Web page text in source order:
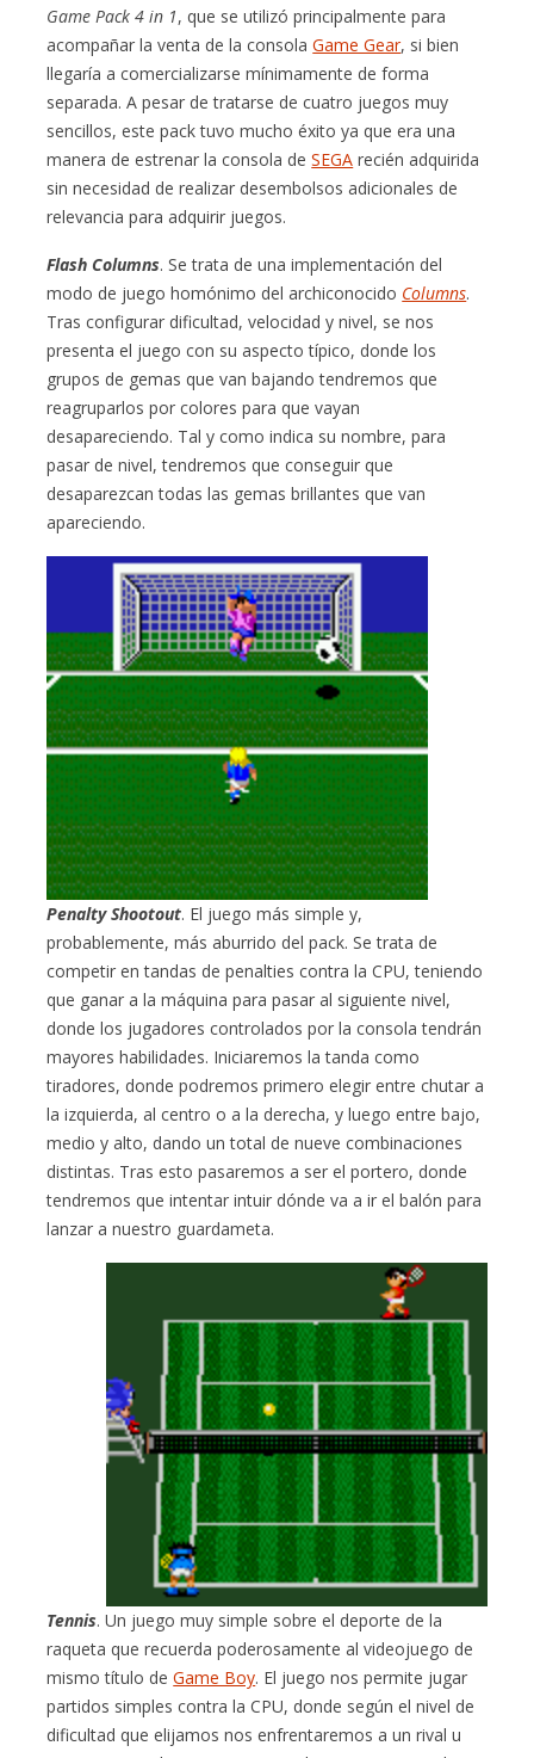
Game Pack 4 in 1, que se utilizó principalmente para
acompañar la venta de la consolaGame Gear, si bien
llegaría a comercializarse mínimamente de forma
separada. A pesar de tratarse de cuatro juegos muy
sencillos, este pack tuvo mucho éxito ya que era una
manera de estrenar la consola deSEGA recién adquirida
sin necesidad de realizar desembolsos adicionales de
relevancia para adquirir juegos.
Flash Columns. Se trata de una implementación del
modo de juego homónimo del archiconocido Columns.
Tras configurar dificultad, velocidad y nivel, se nos
presenta el juego con su aspecto típico, donde los
grupos de gemas que van bajando tendremos que
reagruparlos por colores para que vayan
desapareciendo. Tal y como indica su nombre, para
pasar de nivel, tendremos que conseguir que
desaparezcan todas las gemas brillantes que van
apareciendo.
Penalty Shootout. El juego más simple y,
probablemente, más aburrido del pack. Se trata de
competir en tandas de penalties contra la CPU, teniendo
que ganar a la máquina para pasar al siguiente nivel,
donde los jugadores controlados por la consola tendrán
mayores habilidades. Iniciaremos la tanda como
tiradores, donde podremos primero elegir entre chutar a
la izquierda, al centro o a la derecha, y luego entre bajo,
medio y alto, dando un total de nueve combinaciones
distintas. Tras esto pasaremos a ser el portero, donde
tendremos que intentar intuir dónde va a ir el balón para
lanzar a nuestro guardameta.
Tennis. Un juego muy simple sobre el deporte de la
raqueta que recuerda poderosamente al videojuego de
mismo título deGame Boy. El juego nos permite jugar
partidos simples contra la CPU, donde según el nivel de
dificultad que elijamos nos enfrentaremos a un rival u